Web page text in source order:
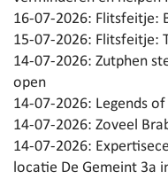
16-07-2026: Flitsfeitje:
15-07-2026: Flitsfeitje:
14-07-2026: Zutphen
open
14-07-2026: Legends of
14-07-2026: Zoveel
14-07-2026:
locatie De Gemeint 3a